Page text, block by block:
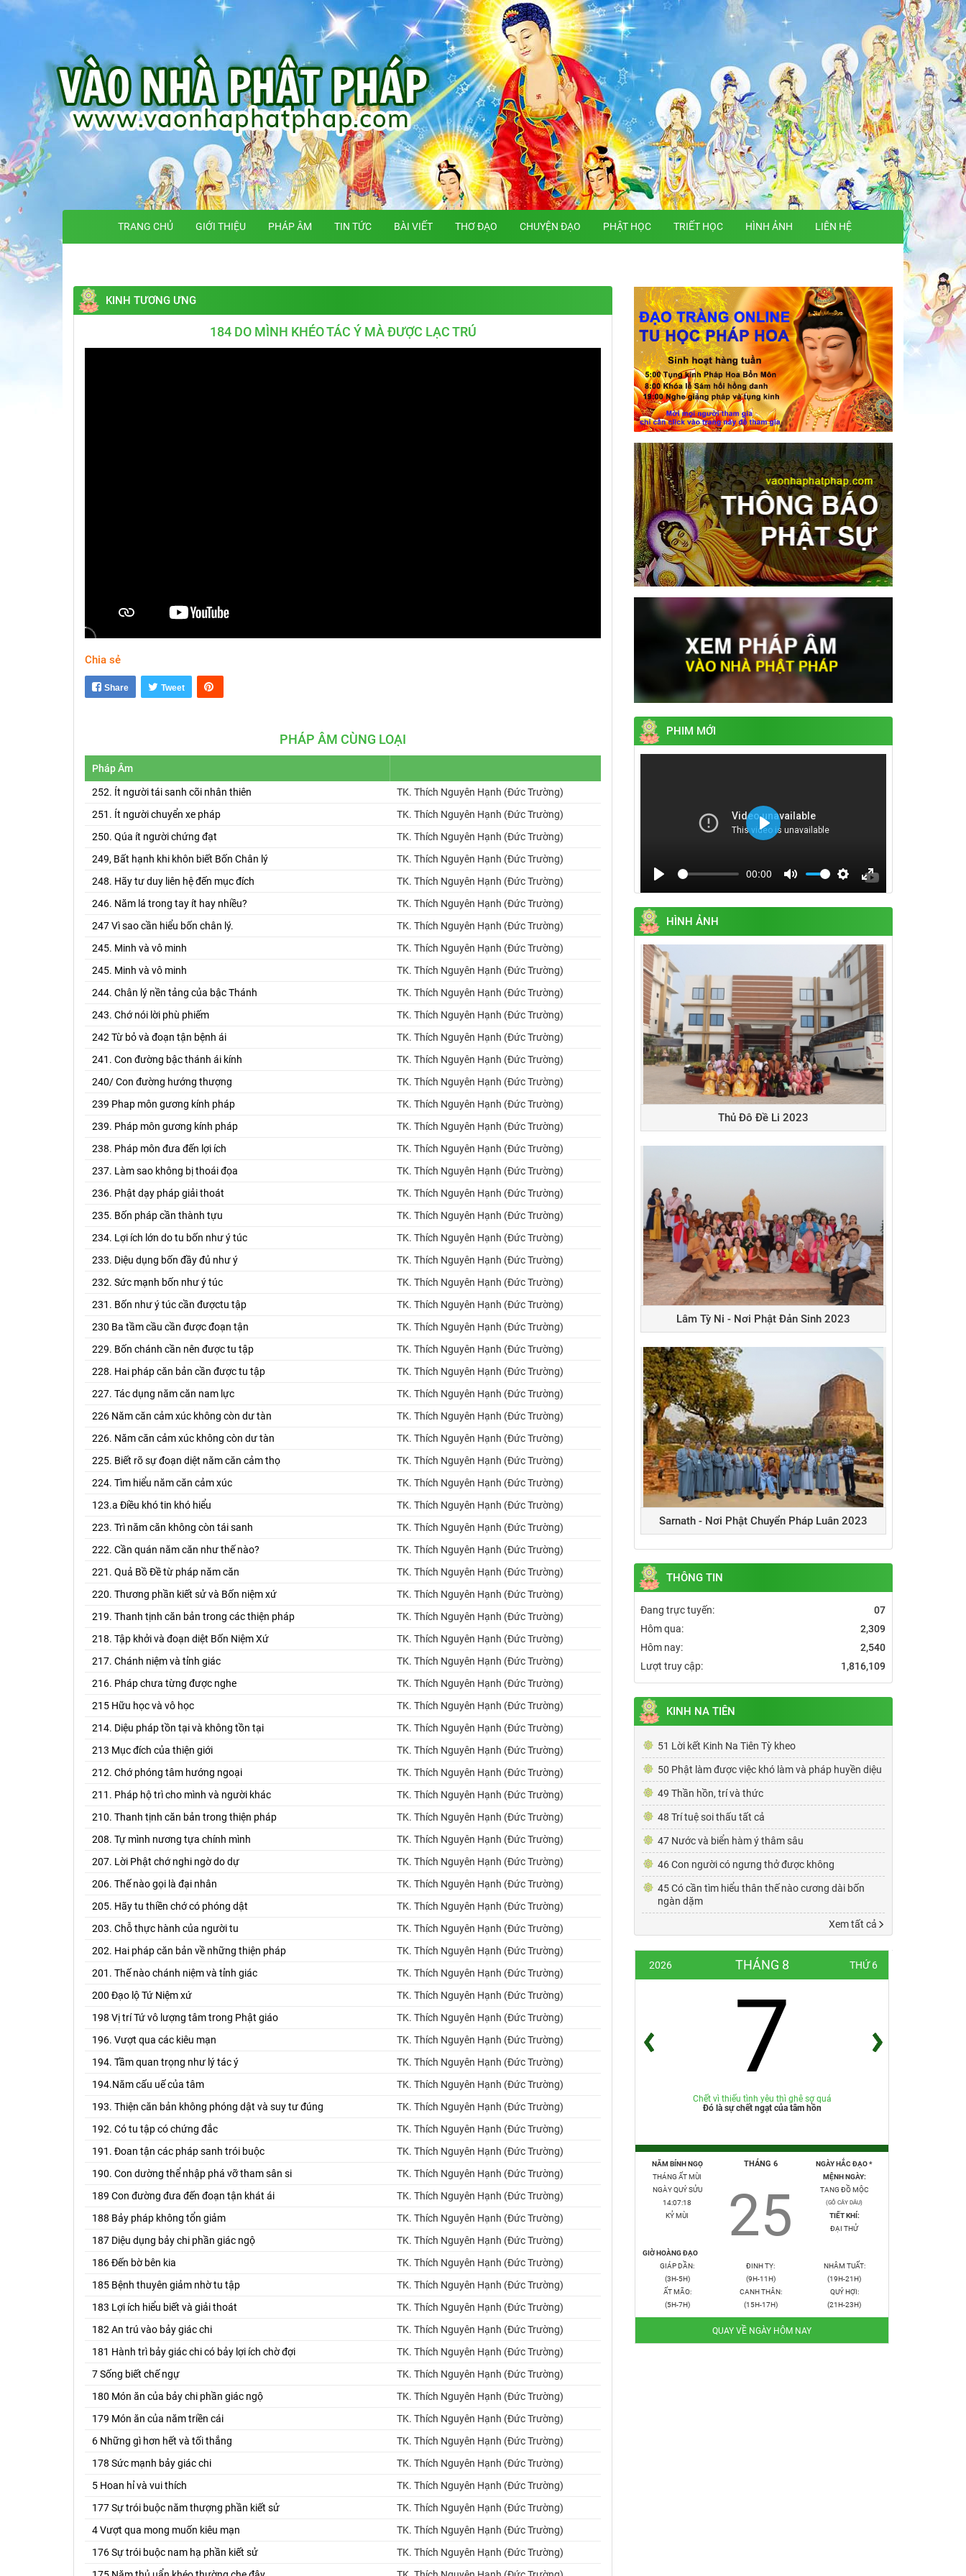
TRANG CHỦ GIỚI THIỆU PHÁP ÂM TIN TỨC BÀI VIẾT THƠ ĐẠO CHUYỆN ĐẠO PHẬT HỌC TRIẾT HỌC HÌNH ẢNH LIÊN HỆ
KINH TƯƠNG ƯNG
184 DO MÌNH KHÉO TÁC Ý MÀ ĐƯỢC LẠC TRÚ
Chia sẻ
Share Tweet
PHÁP ÂM CÙNG LOẠI
Pháp Âm
252. Ít người tái sanh cõi nhân thiên
TK. Thích Nguyên Hạnh (Đức Trường)
251. Ít người chuyển xe pháp
TK. Thích Nguyên Hạnh (Đức Trường)
250. Qúa ít người chứng đạt
TK. Thích Nguyên Hạnh (Đức Trường)
249, Bất hạnh khi khôn biết Bốn Chân lý
TK. Thích Nguyên Hạnh (Đức Trường)
248. Hãy tư duy liên hệ đến mục đích
TK. Thích Nguyên Hạnh (Đức Trường)
246. Năm lá trong tay ít hay nhiều?
TK. Thích Nguyên Hạnh (Đức Trường)
247 Vì sao cần hiểu bốn chân lý.
TK. Thích Nguyên Hạnh (Đức Trường)
245. Minh và vô minh
TK. Thích Nguyên Hạnh (Đức Trường)
245. Minh và vô minh
TK. Thích Nguyên Hạnh (Đức Trường)
244. Chân lý nền tảng của bậc Thánh
TK. Thích Nguyên Hạnh (Đức Trường)
243. Chớ nói lời phù phiếm
TK. Thích Nguyên Hạnh (Đức Trường)
242 Từ bỏ và đoạn tận bệnh ái
TK. Thích Nguyên Hạnh (Đức Trường)
241. Con đường bậc thánh ái kính
TK. Thích Nguyên Hạnh (Đức Trường)
240/ Con đường hướng thượng
TK. Thích Nguyên Hạnh (Đức Trường)
239 Phap môn gương kính pháp
TK. Thích Nguyên Hạnh (Đức Trường)
239. Pháp môn gương kính pháp
TK. Thích Nguyên Hạnh (Đức Trường)
238. Pháp môn đưa đến lợi ích
TK. Thích Nguyên Hạnh (Đức Trường)
237. Làm sao không bị thoái đọa
TK. Thích Nguyên Hạnh (Đức Trường)
236. Phật dạy pháp giải thoát
TK. Thích Nguyên Hạnh (Đức Trường)
235. Bốn pháp cần thành tựu
TK. Thích Nguyên Hạnh (Đức Trường)
234. Lợi ích lớn do tu bốn như ý túc
TK. Thích Nguyên Hạnh (Đức Trường)
233. Diệu dụng bốn đầy đủ như ý
TK. Thích Nguyên Hạnh (Đức Trường)
232. Sức mạnh bốn như ý túc
TK. Thích Nguyên Hạnh (Đức Trường)
231. Bốn như ý túc cần đượctu tập
TK. Thích Nguyên Hạnh (Đức Trường)
230 Ba tầm cầu cần được đoạn tận
TK. Thích Nguyên Hạnh (Đức Trường)
229. Bốn chánh cần nên được tu tập
TK. Thích Nguyên Hạnh (Đức Trường)
228. Hai pháp căn bản cần được tu tập
TK. Thích Nguyên Hạnh (Đức Trường)
227. Tác dụng năm căn nam lực
TK. Thích Nguyên Hạnh (Đức Trường)
226 Năm căn cảm xúc không còn dư tàn
TK. Thích Nguyên Hạnh (Đức Trường)
226. Năm căn cảm xúc không còn dư tàn
TK. Thích Nguyên Hạnh (Đức Trường)
225. Biết rõ sự đoạn diệt năm căn cảm thọ
TK. Thích Nguyên Hạnh (Đức Trường)
224. Tìm hiểu năm căn cảm xúc
TK. Thích Nguyên Hạnh (Đức Trường)
123.a Điều khó tin khó hiểu
TK. Thích Nguyên Hạnh (Đức Trường)
223. Trì năm căn không còn tái sanh
TK. Thích Nguyên Hạnh (Đức Trường)
222. Cần quán năm căn như thế nào?
TK. Thích Nguyên Hạnh (Đức Trường)
221. Quả Bồ Đề từ pháp năm căn
TK. Thích Nguyên Hạnh (Đức Trường)
220. Thương phần kiết sử và Bốn niệm xứ
TK. Thích Nguyên Hạnh (Đức Trường)
219. Thanh tịnh căn bản trong các thiện pháp
TK. Thích Nguyên Hạnh (Đức Trường)
218. Tập khởi và đoạn diệt Bốn Niệm Xứ
TK. Thích Nguyên Hạnh (Đức Trường)
217. Chánh niệm và tỉnh giác
TK. Thích Nguyên Hạnh (Đức Trường)
216. Pháp chưa từng được nghe
TK. Thích Nguyên Hạnh (Đức Trường)
215 Hữu học và vô học
TK. Thích Nguyên Hạnh (Đức Trường)
214. Diệu pháp tồn tại và không tồn tại
TK. Thích Nguyên Hạnh (Đức Trường)
213 Mục đích của thiện giới
TK. Thích Nguyên Hạnh (Đức Trường)
212. Chớ phóng tâm hướng ngoại
TK. Thích Nguyên Hạnh (Đức Trường)
211. Pháp hộ trì cho mình và người khác
TK. Thích Nguyên Hạnh (Đức Trường)
210. Thanh tịnh căn bản trong thiện pháp
TK. Thích Nguyên Hạnh (Đức Trường)
208. Tự mình nương tựa chính mình
TK. Thích Nguyên Hạnh (Đức Trường)
207. Lời Phật chớ nghi ngờ do dự
TK. Thích Nguyên Hạnh (Đức Trường)
206. Thế nào gọi là đại nhân
TK. Thích Nguyên Hạnh (Đức Trường)
205. Hãy tu thiền chớ có phóng dật
TK. Thích Nguyên Hạnh (Đức Trường)
203. Chỗ thực hành của người tu
TK. Thích Nguyên Hạnh (Đức Trường)
202. Hai pháp căn bản về những thiện pháp
TK. Thích Nguyên Hạnh (Đức Trường)
201. Thế nào chánh niệm và tỉnh giác
TK. Thích Nguyên Hạnh (Đức Trường)
200 Đạo lộ Tứ Niệm xứ
TK. Thích Nguyên Hạnh (Đức Trường)
198 Vị trí Tứ vô lượng tâm trong Phật giáo
TK. Thích Nguyên Hạnh (Đức Trường)
196. Vượt qua các kiêu mạn
TK. Thích Nguyên Hạnh (Đức Trường)
194. Tầm quan trọng như lý tác ý
TK. Thích Nguyên Hạnh (Đức Trường)
194.Năm cấu uế của tâm
TK. Thích Nguyên Hạnh (Đức Trường)
193. Thiện căn bản không phóng dật và suy tư đúng
TK. Thích Nguyên Hạnh (Đức Trường)
192. Có tu tập có chứng đắc
TK. Thích Nguyên Hạnh (Đức Trường)
191. Đoan tận các pháp sanh trói buộc
TK. Thích Nguyên Hạnh (Đức Trường)
190. Con dường thể nhập phá vỡ tham sân si
TK. Thích Nguyên Hạnh (Đức Trường)
189 Con đường đưa đến đoạn tận khát ái
TK. Thích Nguyên Hạnh (Đức Trường)
188 Bảy pháp không tổn giảm
TK. Thích Nguyên Hạnh (Đức Trường)
187 Diệu dụng bảy chi phần giác ngộ
TK. Thích Nguyên Hạnh (Đức Trường)
186 Đến bờ bên kia
TK. Thích Nguyên Hạnh (Đức Trường)
185 Bệnh thuyên giảm nhờ tu tập
TK. Thích Nguyên Hạnh (Đức Trường)
183 Lợi ích hiểu biết và giải thoát
TK. Thích Nguyên Hạnh (Đức Trường)
182 An trú vào bảy giác chi
TK. Thích Nguyên Hạnh (Đức Trường)
181 Hành trì bảy giác chi có bảy lợi ích chờ đợi
TK. Thích Nguyên Hạnh (Đức Trường)
7 Sống biết chế ngự
TK. Thích Nguyên Hạnh (Đức Trường)
180 Món ăn của bảy chi phần giác ngộ
TK. Thích Nguyên Hạnh (Đức Trường)
179 Món ăn của năm triền cái
TK. Thích Nguyên Hạnh (Đức Trường)
6 Những gì hơn hết và tối thắng
TK. Thích Nguyên Hạnh (Đức Trường)
178 Sức mạnh bảy giác chi
TK. Thích Nguyên Hạnh (Đức Trường)
5 Hoan hỉ và vui thích
TK. Thích Nguyên Hạnh (Đức Trường)
177 Sự trói buộc năm thượng phần kiết sử
TK. Thích Nguyên Hạnh (Đức Trường)
4 Vượt qua mong muốn kiêu mạn
TK. Thích Nguyên Hạnh (Đức Trường)
176 Sự trói buộc nam hạ phần kiết sử
TK. Thích Nguyên Hạnh (Đức Trường)
PHIM MỚI
00:00
fullscreen
Play
HÌNH ẢNH
Thủ Đô Đề Li 2023
Lâm Tỳ Ni - Nơi Phật Đản Sinh 2023
Sarnath - Nơi Phật Chuyển Pháp Luân 2023
THÔNG TIN
Đang trực tuyến:
07
Hôm qua:
2,309
Hôm nay:
2,540
Lượt truy cập:
1,816,109
KINH NA TIÊN
51 Lời kết Kinh Na Tiên Tỳ kheo
50 Phật làm được việc khó làm và pháp huyền diệu
49 Thần hồn, trí và thức
48 Trí tuệ soi thấu tất cả
47 Nước và biển hàm ý thâm sâu
46 Con người có ngưng thở được không
45 Có cần tìm hiểu thân thế nào cương dài bốn
ngàn dặm
Xem tất cả
2026 THÁNG 8 THỨ 6
7
Chết vì thiếu tình yêu thì ghê sợ quá
Đó là sự chết ngạt của tâm hồn
NĂM BÍNH NGỌ
THÁNG ẤT MÙI
NGÀY QUÝ SỬU
14:07:20
KỶ MÙI
THÁNG 6
25
NGÀY HẮC ĐẠO *
MỆNH NGÀY:
TANG ĐỒ MỘC
(GỖ CÂY DÂU)
TIẾT KHÍ:
ĐẠI THỬ
GIỜ HOÀNG ĐẠO
GIÁP DẦN:
(3H-5H)
ẤT MÃO:
(5H-7H)
ĐINH TỴ:
(9H-11H)
CANH THÂN:
(15H-17H)
NHÂM TUẤT:
(19H-21H)
QUÝ HỢI:
(21H-23H)
QUAY VỀ NGÀY HÔM NAY